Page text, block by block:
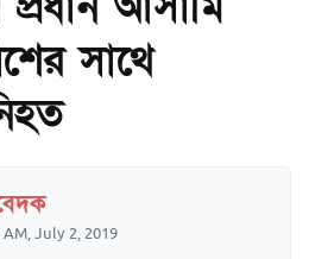
সাথে
AM, July 2, 2019